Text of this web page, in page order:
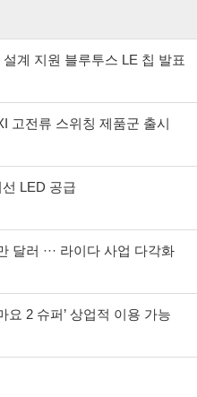
계 지원 블루투스 LE 칩 발표
고전류 스위칭 제품군 출시
LED 공급
달러 ··· 라이다 사업 다각화
요 2 슈퍼’ 상업적 이용 가능